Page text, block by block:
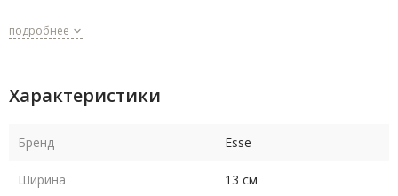
подробнее
Характеристики
Бренд Esse
Ширина 13 см